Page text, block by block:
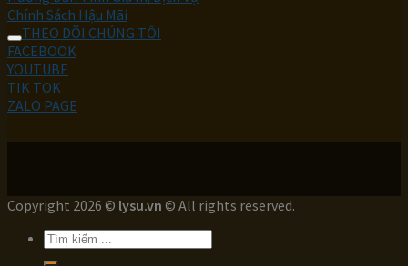
Chính Sách Hậu Mãi
THEO DÕI CHÚNG TÔI
FACEBOOK
YOUTUBE
TIK TOK
ZALO PAGE
Copyright 2026 © lysu.vn © All rights reserved.
Tìm